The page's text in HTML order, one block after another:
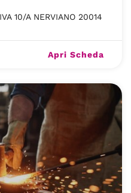
10/A NERVIANO 20014
Apri Scheda